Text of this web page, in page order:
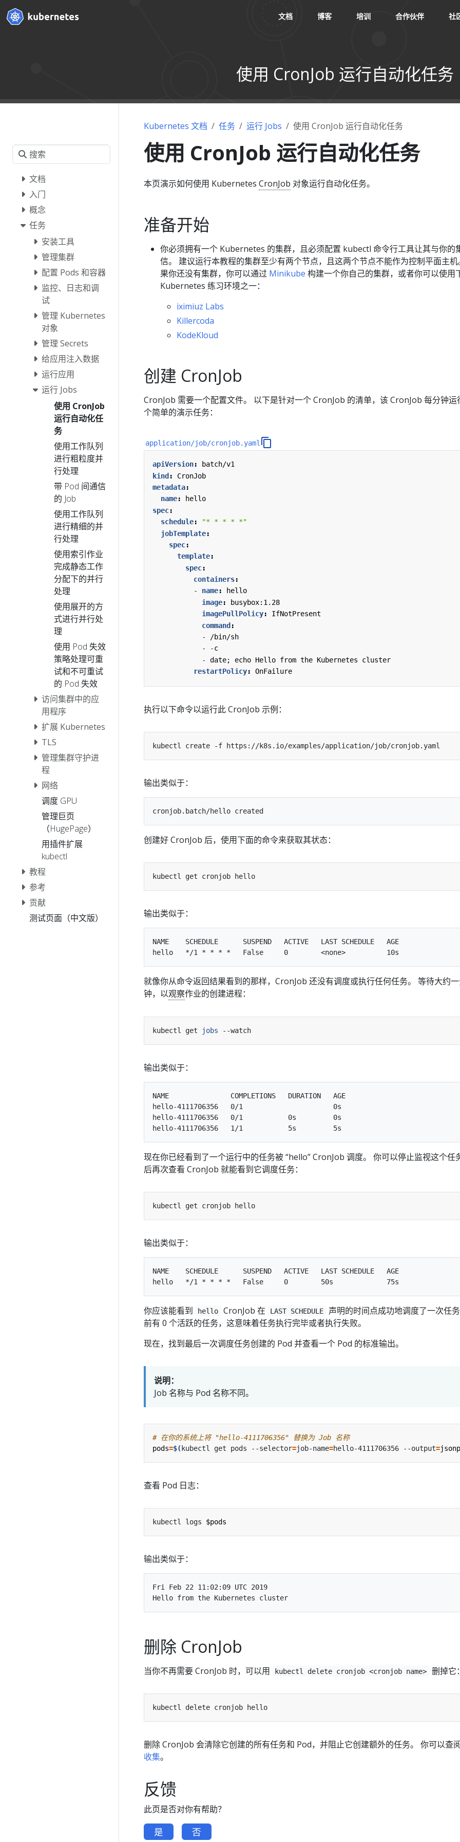
文档 博客 培训 合作伙伴 社
使用 CronJob 运行自动化任务
文档
入门
概念
任务
安装工具
管理集群
配置 Pods 和容器
监控、日志和调
试
管理 Kubernetes
对象
管理 Secrets
给应用注入数据
运行应用
运行 Jobs
使用 CronJob
运行自动化任
务
使用工作队列
进行粗粒度并
行处理
带 Pod 间通信
的 Job
使用工作队列
进行精细的并
行处理
使用索引作业
完成静态工作
分配下的并行
处理
使用展开的方
式进行并行处
理
使用 Pod 失效
策略处理可重
试和不可重试
的 Pod 失效
访问集群中的应
用程序
扩展 Kubernetes
TLS
管理集群守护进
程
网络
调度 GPU
管理巨页
（HugePage）
用插件扩展
kubectl
教程
参考
贡献
测试页面（中文版）
Kubernetes 文档 任务 运行 Jobs 使用 CronJob 运行自动化任务
使用 CronJob 运行自动化任务
本页演示如何使用 Kubernetes CronJob 对象运行自动化任务。
准备开始
你必须拥有一个 Kubernetes 的集群，且必须配置 kubectl 命令行工具让其与你的
信。 建议运行本教程的集群至少有两个节点，且这两个节点不能作为控制平面主机
果你还没有集群，你可以通过 Minikube 构建一个你自己的集群，或者你可以使用
Kubernetes 练习环境之一：
iximiuz Labs
Killercoda
KodeKloud
创建 CronJob
CronJob 需要一个配置文件。 以下是针对一个 CronJob 的清单，该 CronJob 每分钟运
个简单的演示任务：
application/job/cronjob.yaml
apiVersion:
batch/v1
kind:
CronJob
metadata:
name:
hello
spec:
schedule:
"* * * * *"
jobTemplate:
spec:
template:
spec:
containers:
- name:
hello
image:
busybox:1.28
imagePullPolicy:
IfNotPresent
command :
-
/bin/sh
- -c
- date; echo Hello from the Kubernetes cluster
restartPolicy: OnFailure
执行以下命令以运行此 CronJob 示例：
输出类似于：
创建好 CronJob 后，使用下面的命令来获取其状态：
输出类似于：
NAME    SCHEDULE      SUSPEND   ACTIVE   LAST SCHEDULE   AGE
就像你从命令返回结果看到的那样，CronJob 还没有调度或执行任何任务。 等待大约
钟，以观察作业的创建进程：
kubectl get jobs
输出类似于：
NAME               COMPLETIONS   DURATION   AGE
hello-4111706356   0/1                      0s
hello-4111706356   0/1           0s         0s
现在你已经看到了一个运行中的任务被 “hello” CronJob 调度。 你可以停止监视这个任
后再次查看 CronJob 就能看到它调度任务：
输出类似于：
NAME    SCHEDULE      SUSPEND   ACTIVE   LAST SCHEDULE   AGE
你应该能看到 hello CronJob 在 LAST SCHEDULE
声明的时间点成功地调度了一次任
前有 0 个活跃的任务，这意味着任务执行完毕或者执行失败。
现在，找到最后一次调度任务创建的 Pod 并查看一个 Pod 的标准输出。
说明：
Job 名称与 Pod 名称不同。
# 在你的系统上将 "hello-4111706356" 替换为 Job 名称
pods=$(kubectl get pods --selector=job-name=hello-4111706356 --output=
查看 Pod 日志：
kubectl logs $pods
输出类似于：
Fri Feb 22 11:02:09 UTC 2019
删除 CronJob
当你不再需要 CronJob 时，可以用 kubectl delete cronjob <cronjob name> 删掉它
删除 CronJob 会清除它创建的所有任务和 Pod，并阻止它创建额外的任务。 你可以查
收集。
反馈
此页是否对你有帮助？
是 否